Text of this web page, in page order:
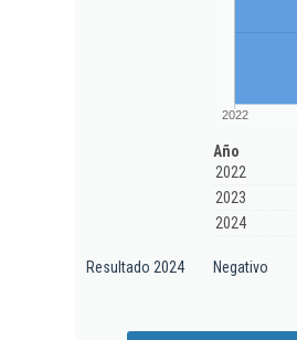
2022
Año
2022
2023
2024
Resultado 2024 Negativo